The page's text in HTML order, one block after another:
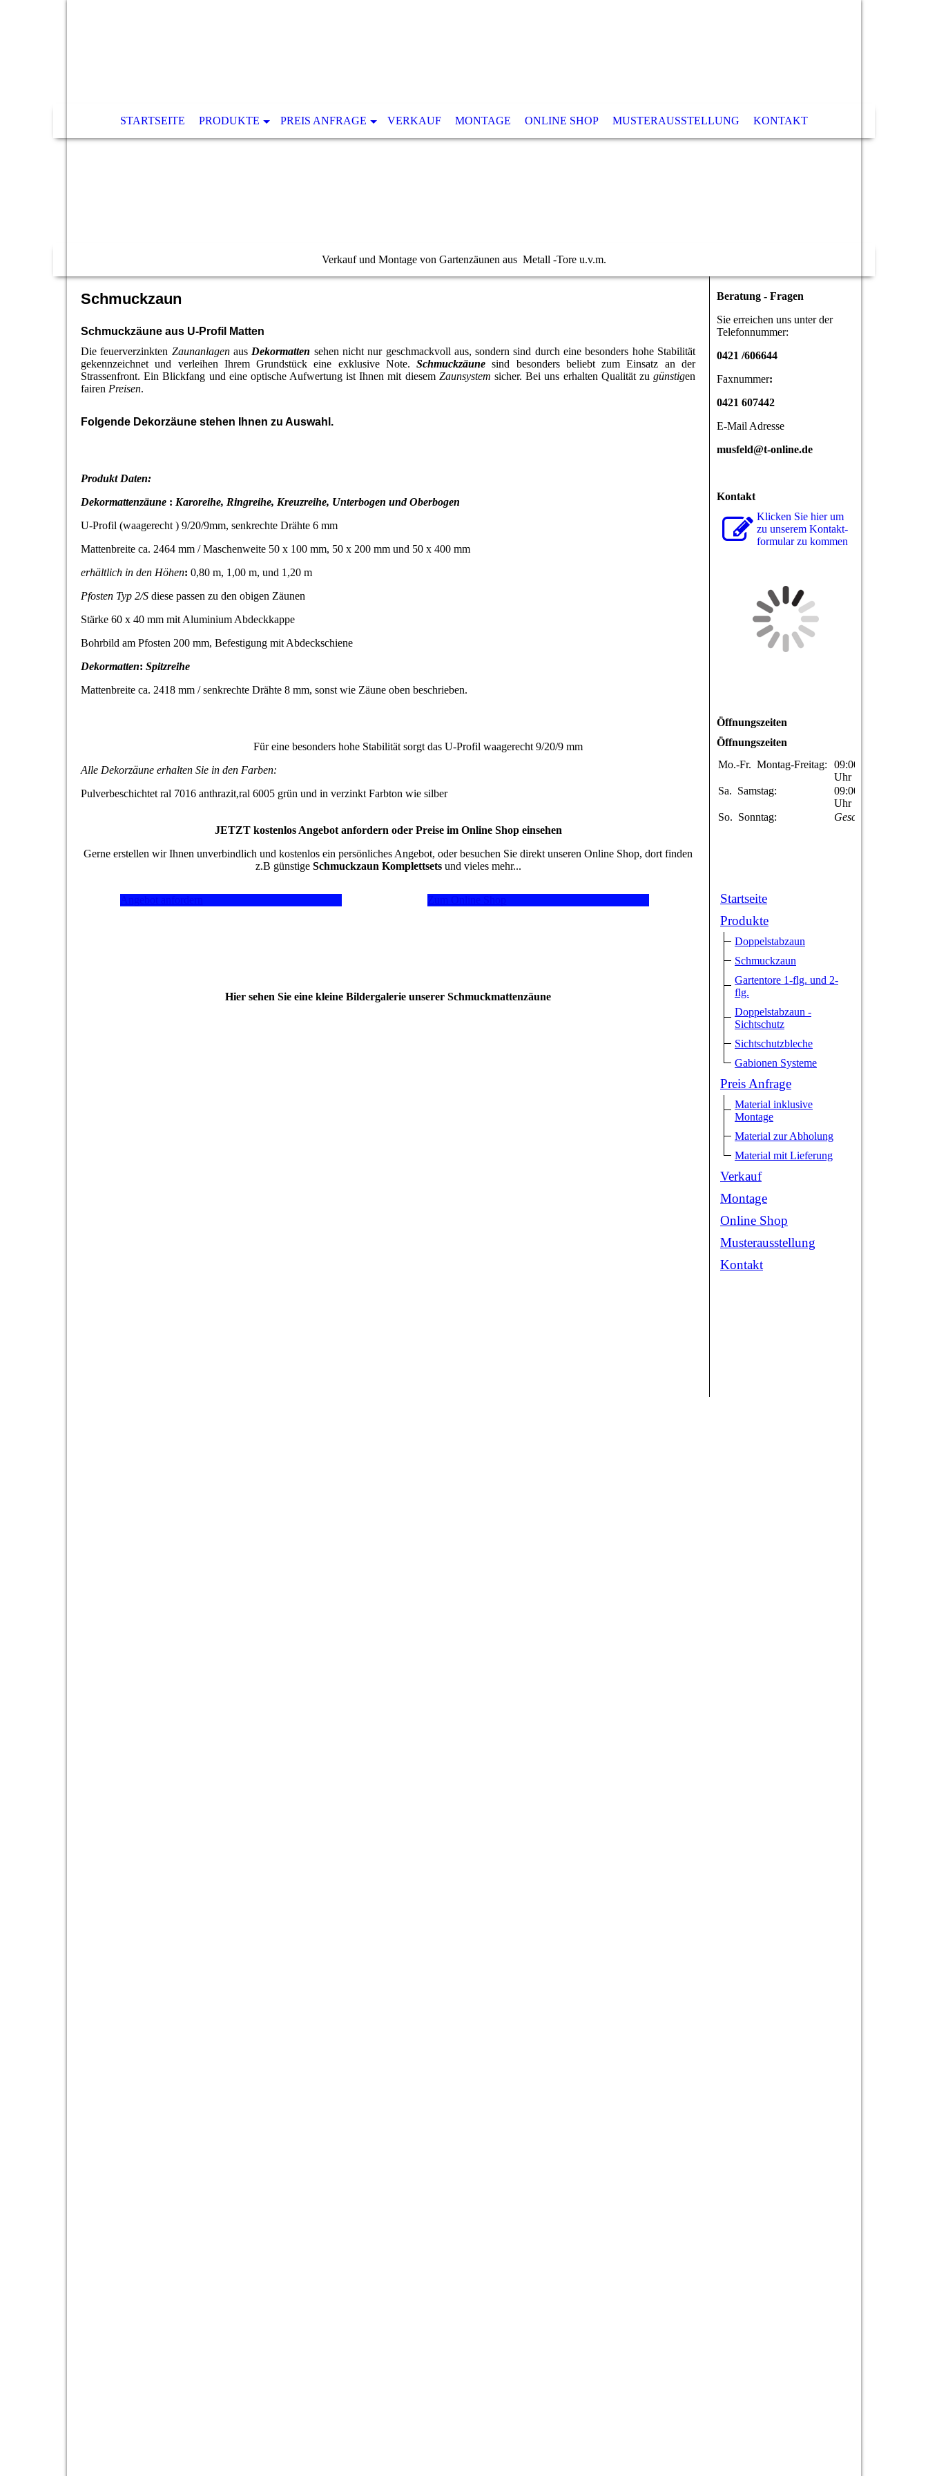
STARTSEITE PRODUKTE PREIS ANFRAGE VERKAUF MONTAGE ONLINE SHOP MUSTERAUSSTELLUNG KONTAKT
Verkauf und Montage von Gartenzäunen aus Metall -Tore u.v.m.
Schmuckzaun
Schmuckzäune aus U-Profil Matten
Die feuerverzinkten Zaunanlagenaus Dekormatten sehen nicht nur geschmackvoll aus, sondern sind durch eine besonders hohe Stabilität
gekennzeichnet und verleihen Ihrem Grundstück eine exklusive Note.Schmuckzäune sind besonders beliebt zum Einsatz an der
Strassenfront. Ein Blickfang und eine optische Aufwertung ist Ihnen mit diesemZaunsystem sicher. Bei uns erhalten Qualität zugünstigen
fairen Preisen.
Folgende Dekorzäune stehen Ihnen zu Auswahl.
Produkt Daten:
Dekormattenzäune : Karoreihe, Ringreihe, Kreuzreihe, Unterbogen und Oberbogen
U-Profil (waagerecht ) 9/20/9mm, senkrechte Drähte 6 mm
Mattenbreite ca. 2464 mm / Maschenweite 50 x 100 mm, 50 x 200 mm und 50 x 400 mm
erhältlich in den Höhen: 0,80 m, 1,00 m, und 1,20 m
Pfosten Typ 2/S diese passen zu den obigen Zäunen
Stärke 60 x 40 mm mit Aluminium Abdeckkappe
Bohrbild am Pfosten 200 mm, Befestigung mit Abdeckschiene
Dekormatten: Spitzreihe
Mattenbreite ca. 2418 mm / senkrechte Drähte 8 mm, sonst wie Zäune oben beschrieben.
Für eine besonders hohe Stabilität sorgt das U-Profil waagerecht 9/20/9 mm
Alle Dekorzäune erhalten Sie in den Farben:
Pulverbeschichtet ral 7016 anthrazit,ral 6005 grün und in verzinkt Farbton wie silber
JETZT kostenlos Angebot anfordern oder Preise im Online Shop einsehen
Gerne erstellen wir Ihnen unverbindlich und kostenlos ein persönliches Angebot, oder besuchen Sie direkt unseren Online Shop, dort finden
z.B günstige Schmuckzaun Komplettsetsund vieles mehr...
Hier sehen Sie eine kleine Bildergalerie unserer Schmuckmattenzäune
Beratung - Fragen
Sie erreichen uns unter der
Telefonnummer:
0421 /606644
Faxnummer:
0421 607442
E-Mail Adresse
musfeld@t-online.de
Kontakt
Klicken Sie hier um
zu unserem Kon­takt­
for­mu­lar zu kommen
Öffnungszeiten
Öffnungszeiten
Mo.-Fr. Montag-Freitag:
09:00-17:00
Uhr
Sa. Samstag:
09:00-13:00
Uhr
So. Sonntag: Geschlossen
Startseite
Produkte
Doppelstabzaun
Schmuckzaun
Gartentore 1-flg. und 2-
flg.
Doppelstabzaun -
Sichtschutz
Sichtschutzbleche
Gabionen Systeme
Preis Anfrage
Material inklusive
Montage
Material zur Abholung
Material mit Lieferung
Verkauf
Montage
Online Shop
Musterausstellung
Kontakt